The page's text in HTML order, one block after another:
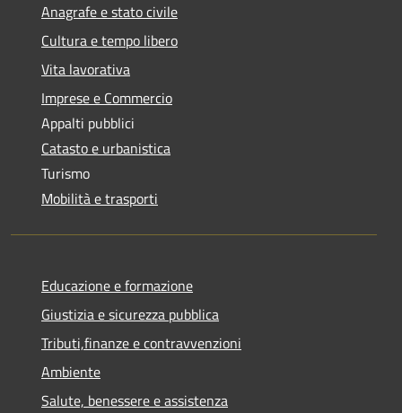
Anagrafe e stato civile
Cultura e tempo libero
Vita lavorativa
Imprese e Commercio
Appalti pubblici
Catasto e urbanistica
Turismo
Mobilità e trasporti
Educazione e formazione
Giustizia e sicurezza pubblica
Tributi,finanze e contravvenzioni
Ambiente
Salute, benessere e assistenza